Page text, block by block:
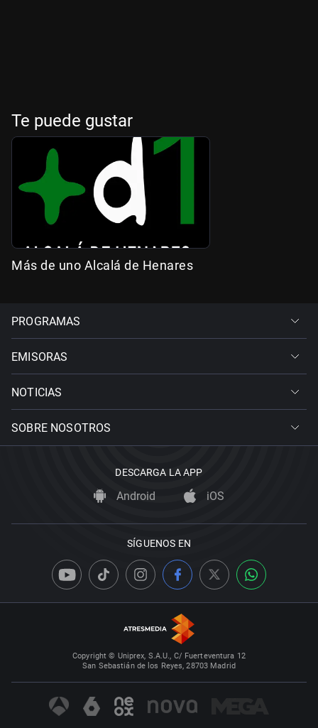
Te puede gustar
Más de uno Alcalá de Henares
PROGRAMAS
EMISORAS
NOTICIAS
SOBRE NOSOTROS
DESCARGA LA APP
Android iOS
SÍGUENOS EN
Copyright © Uniprex, S.A.U., C/ Fuerteventura 12
San Sebastián de los Reyes, 28703 Madrid